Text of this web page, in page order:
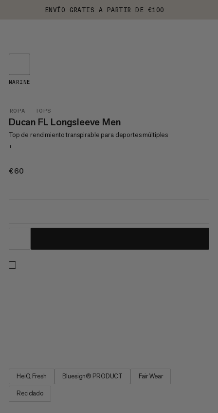
ENVÍO GRATIS A PARTIR DE €100
ROPA TOPS
Ducan FL Longsleeve Men
Top de rendimiento transpirable para deportes múltiples
+
€60
MARINE
HeiQ Fresh Bluesign® PRODUCT Fair Wear
Reciclado